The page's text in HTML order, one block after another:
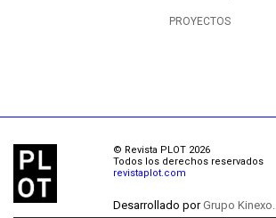
PROYECTOS
© Revista PLOT 2026
Todos los derechos reservados
revistaplot.com
Desarrollado porGrupo Kinexo.